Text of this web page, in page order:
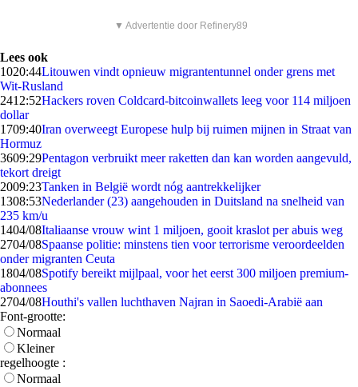
▼ Advertentie door Refinery89
Lees ook
1020:44Litouwen vindt opnieuw migrantentunnel onder grens met
Wit-Rusland
2412:52Hackers roven Coldcard-bitcoinwallets leeg voor 114 miljoen
dollar
1709:40Iran overweegt Europese hulp bij ruimen mijnen in Straat van
Hormuz
3609:29Pentagon verbruikt meer raketten dan kan worden aangevuld,
tekort dreigt
2009:23Tanken in België wordt nóg aantrekkelijker
1308:53Nederlander (23) aangehouden in Duitsland na snelheid van
235 km/u
1404/08Italiaanse vrouw wint 1 miljoen, gooit kraslot per abuis weg
2704/08Spaanse politie: minstens tien voor terrorisme veroordeelden
onder migranten Ceuta
1804/08Spotify bereikt mijlpaal, voor het eerst 300 miljoen premium-
abonnees
2704/08Houthi's vallen luchthaven Najran in Saoedi-Arabië aan
Font-grootte:
Normaal
Kleiner
regelhoogte :
Normaal